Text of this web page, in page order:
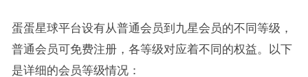
蛋蛋星球平台设有从普通会员到九星会员的不同等级，
普通会员可免费注册，各等级对应着不同的权益。以下
是详细的会员等级情况：